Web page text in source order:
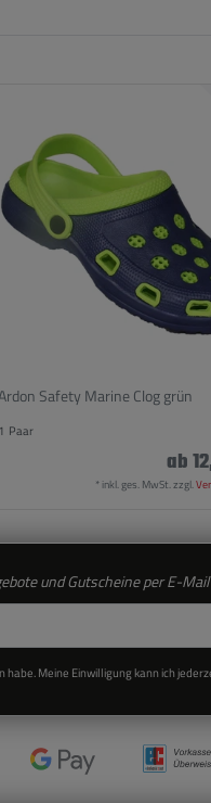
Safety Marine Clog grün
ab
1 Paar
* inkl. ges. MwSt.zzgl.
und Gutscheine per E-
habe. Meine Einwilligung kann ich